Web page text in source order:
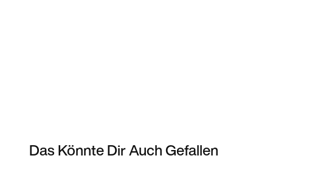
Das Könnte Dir Auch Gefallen